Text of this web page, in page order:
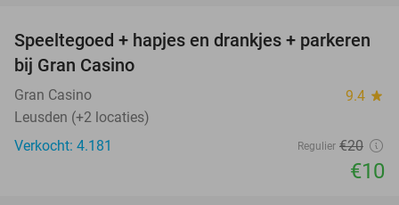
50%
Speeltegoed + hapjes en drankjes + parkeren
bij Gran Casino
Gran Casino 9.4 star
Leusden (+2 locaties)
Verkocht: 4.181
Regulier €20
€10